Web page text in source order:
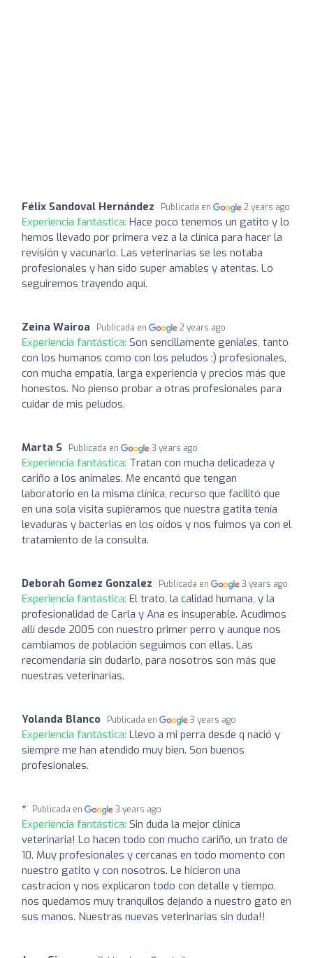
Félix Sandoval Hernández Publicada en 2 years ago
Experiencia fantástica: Hace poco tenemos un gatito y lo
hemos llevado por primera vez a la clínica para hacer la
revisión y vacunarlo. Las veterinarias se les notaba
profesionales y han sido super amables y atentas. Lo
seguiremos trayendo aquí.
Zeina Wairoa Publicada en 2 years ago
Experiencia fantástica: Son sencillamente geniales, tanto
con los humanos como con los peludos ;) profesionales,
con mucha empatía, larga experiencia y precios más que
honestos. No pienso probar a otras profesionales para
cuidar de mis peludos.
Marta S Publicada en 3 years ago
Experiencia fantástica: Tratan con mucha delicadeza y
cariño a los animales. Me encantó que tengan
laboratorio en la misma clínica, recurso que facilitó que
en una sola visita supiéramos que nuestra gatita tenía
levaduras y bacterias en los oídos y nos fuimos ya con el
tratamiento de la consulta.
Deborah Gomez Gonzalez Publicada en 3 years ago
Experiencia fantástica: El trato, la calidad humana, y la
profesionalidad de Carla y Ana es insuperable. Acudimos
allí desde 2005 con nuestro primer perro y aunque nos
cambiamos de población seguimos con ellas. Las
recomendaría sin dudarlo, para nosotros son más que
nuestras veterinarias.
Yolanda Blanco Publicada en 3 years ago
Experiencia fantástica: Llevo a mi perra desde q nació y
siempre me han atendido muy bien. Son buenos
profesionales.
* Publicada en 3 years ago
Experiencia fantástica: Sin duda la mejor clínica
veterinaria! Lo hacen todo con mucho cariño, un trato de
10. Muy profesionales y cercanas en todo momento con
nuestro gatito y con nosotros. Le hicieron una
castracion y nos explicaron todo con detalle y tiempo,
nos quedamos muy tranquilos dejando a nuestro gato en
sus manos. Nuestras nuevas veterinarias sin duda!!